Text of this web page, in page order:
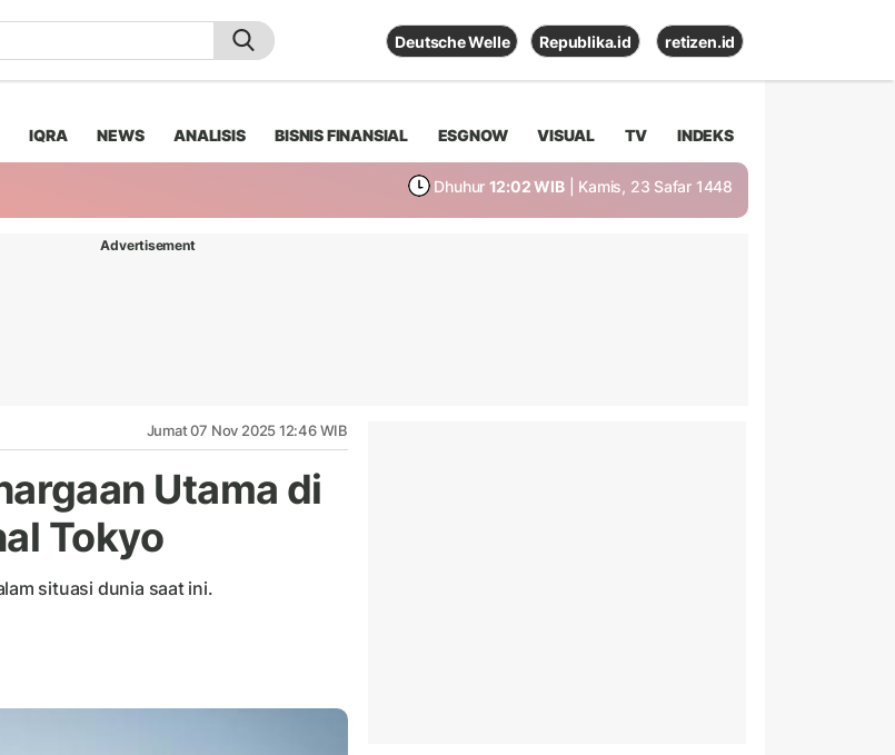
Deutsche Welle Republika.id retizen.id
IQRA NEWS ANALISIS BISNIS FINANSIAL ESGNOW VISUAL TV INDEKS
Dhuhur 12:02 WIB | Kamis, 23 Safar 1448
Advertisement
Jumat 07 Nov 2025 12:46 WIB
Utama di
Tokyo
situasi dunia saat ini.